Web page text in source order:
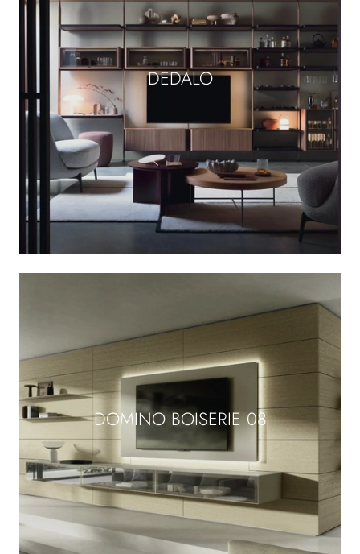
DEDALO
DOMINO BOISERIE 08